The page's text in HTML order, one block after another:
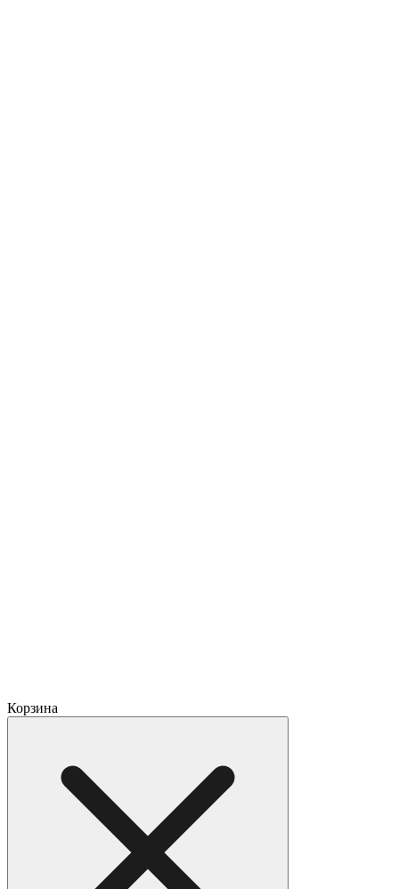
Корзина